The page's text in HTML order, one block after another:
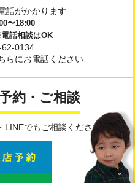
話がかかります
〜18:00
話相談はOK
0134
らにお電話ください
約・ご相談
でもご相談ください